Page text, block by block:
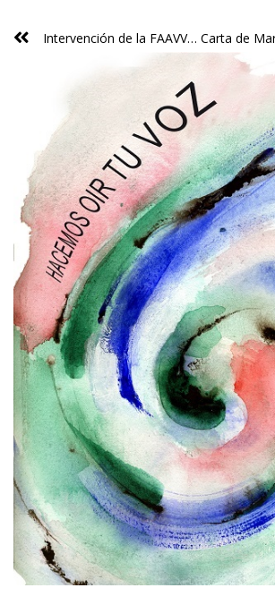
Intervención de la FAAVV en el seminario sobre primeras actuaciones en materia de Violencia de Género